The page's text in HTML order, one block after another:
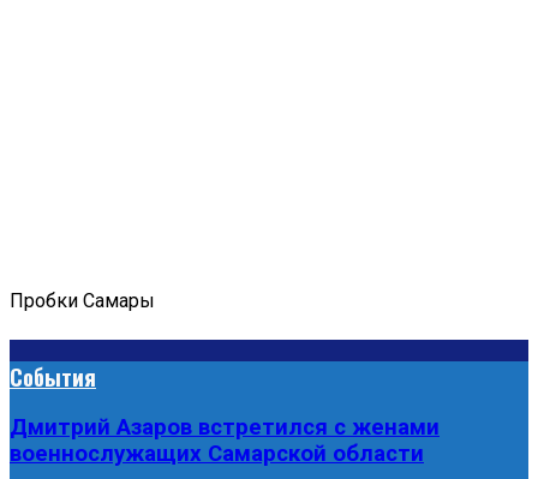
Пробки Самары
События
Дмитрий Азаров встретился с женами
военнослужащих Самарской области